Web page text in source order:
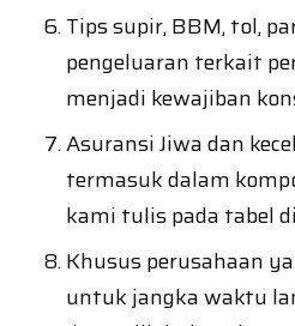
Tips supir, BBM, tol,
pengeluaran terkait
menjadi kewajiban
Asuransi Jiwa dan
termasuk dalam
kami tulis pada tabel
Khusus perusahaan
untuk jangka waktu